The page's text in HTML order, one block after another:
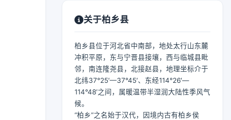
关于柏乡县
柏乡县位于河北省中南部，地处太行山东麓
冲积平原，东与宁晋县接壤，西与临城县毗
邻，南连隆尧县，北接赵县，地理坐标介于
北纬37°25′—37°45′、东经114°26′—
114°48′之间，属暖温带半湿润大陆性季风气
候。
“柏乡”之名始于汉代，因境内古有柏乡侯